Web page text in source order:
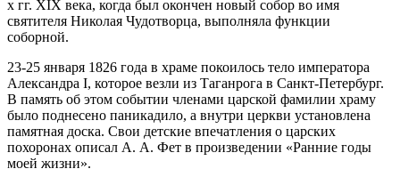
х гг. XIX века, когда был окончен новый собор во имя
святителя Николая Чудотворца, выполняла функции
соборной.
23-25 января 1826 года в храме покоилось тело императора
Александра I, которое везли из Таганрога в Санкт-Петербург.
В память об этом событии членами царской фамилии храму
было поднесено паникадило, а внутри церкви установлена
памятная доска. Свои детские впечатления о царских
похоронах описал А. А. Фет в произведении «Ранние годы
моей жизни».